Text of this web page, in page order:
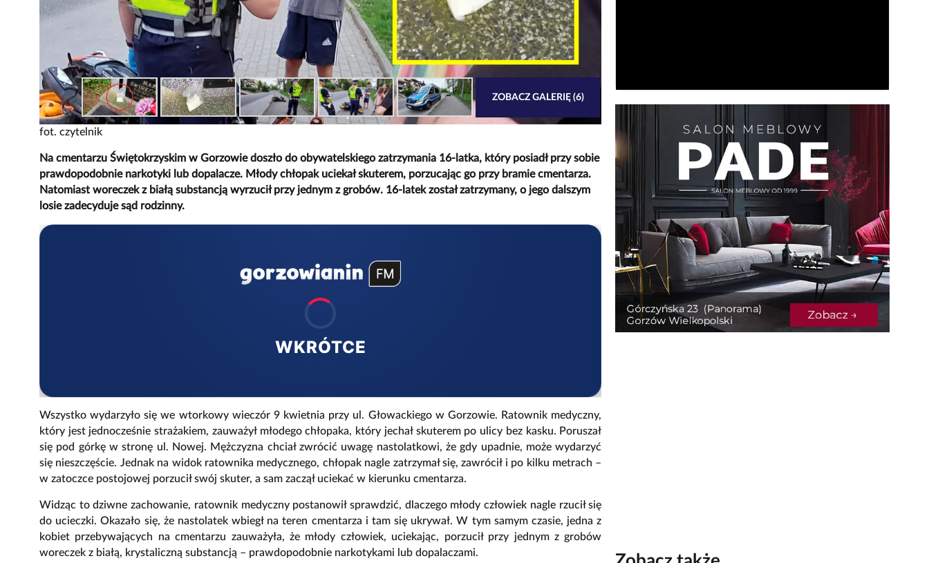
fot. czytelnik
ZOBACZ GALERIĘ (6)
Na cmentarzu Świętokrzyskim w Gorzowie doszło do obywatelskiego zatrzymania 16-latka, który posiadł przy sobie
prawdopodobnie narkotyki lub dopalacze. Młody chłopak uciekał skuterem, porzucając go przy bramie cmentarza.
Natomiast woreczek z białą substancją wyrzucił przy jednym z grobów. 16-latek został zatrzymany, o jego dalszym
losie zadecyduje sąd rodzinny.
WKRÓTCE
Wszystko wydarzyło się we wtorkowy wieczór 9 kwietnia przy ul. Głowackiego w Gorzowie. Ratownik medyczny,
który jest jednocześnie strażakiem, zauważył młodego chłopaka, który jechał skuterem po ulicy bez kasku. Poruszał
się pod górkę w stronę ul. Nowej. Mężczyzna chciał zwrócić uwagę nastolatkowi, że gdy upadnie, może wydarzyć
się nieszczęście. Jednak na widok ratownika medycznego, chłopak nagle zatrzymał się, zawrócił i po kilku metrach –
w zatoczce postojowej porzucił swój skuter, a sam zaczął uciekać w kierunku cmentarza.
Widząc to dziwne zachowanie, ratownik medyczny postanowił sprawdzić, dlaczego młody człowiek nagle rzucił się
do ucieczki. Okazało się, że nastolatek wbiegł na teren cmentarza i tam się ukrywał. W tym samym czasie, jedna z
kobiet przebywających na cmentarzu zauważyła, że młody człowiek, uciekając, porzucił przy jednym z grobów
woreczek z białą, krystaliczną substancją – prawdopodobnie narkotykami lub dopalaczami.